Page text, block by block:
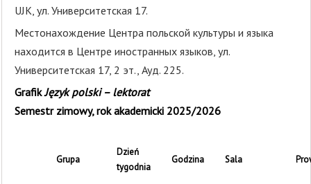
UJK, ул. Университетская 17.
Местонахождение Центра польской культуры и языка
находится в Центре иностранных языков, ул.
Университетская 17, 2 эт., Ауд. 225.
GrafikJęzyk polski – lektorat
Semestr zimowy, rok akademicki 2025/2026
Grupa
Dzień
tygodnia
Godzina Sala